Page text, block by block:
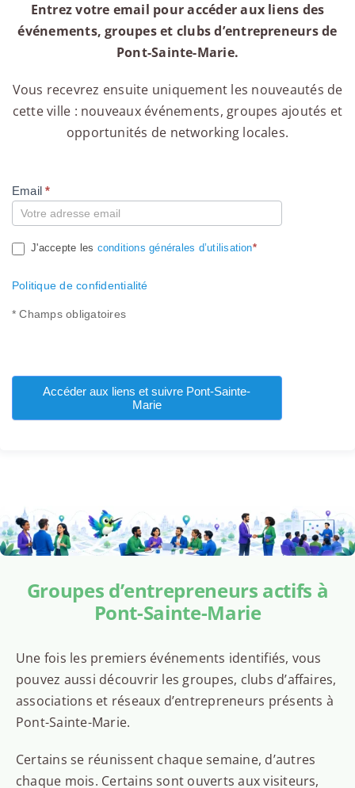
Entrez votre email pour accéder aux liens des
événements, groupes et clubs d’entrepreneurs de
Pont-Sainte-Marie.
Vous recevrez ensuite uniquement les nouveautés de
cette ville : nouveaux événements, groupes ajoutés et
opportunités de networking locales.
Compte
Email*
J'accepte les conditions générales d’utilisation*
Politique de confidentialité
* Champs obligatoires
Accéder aux liens et suivre Pont-Sainte-
Marie
Groupes d’entrepreneurs actifs à
Pont-Sainte-Marie
Une fois les premiers événements identifiés, vous
pouvez aussi découvrir les groupes, clubs d’affaires,
associations et réseaux d’entrepreneurs présents à
Pont-Sainte-Marie.
Certains se réunissent chaque semaine, d’autres
chaque mois. Certains sont ouverts aux visiteurs,